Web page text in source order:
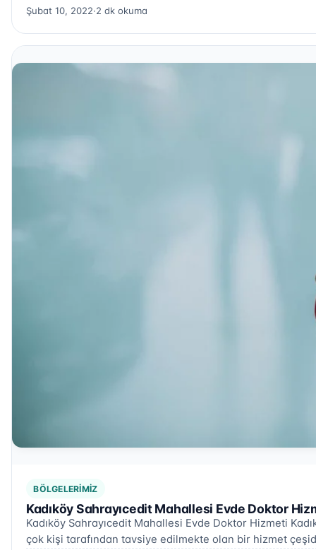
Şubat 10, 2022·2 dk okuma
BÖLGELERIMIZ
Kadıköy Sahrayıcedit Mahallesi Evde Doktor
Kadıköy Sahrayıcedit Mahallesi Evde Doktor Hizmeti
çok kişi tarafından tavsiye edilmekte olan bir hizmet